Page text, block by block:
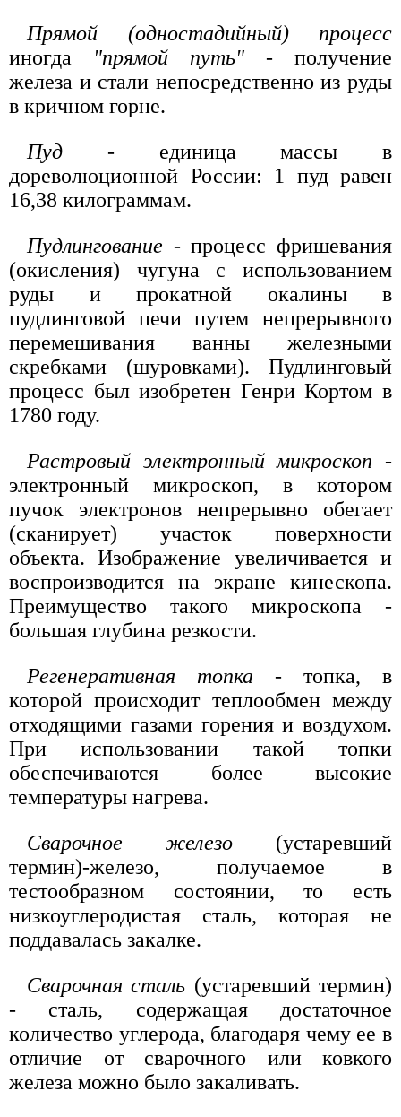
Прямой (одностадийный) процесс
иногда
"прямой путь" - получение
железа и стали непосредственно из руды
в кричном горне.
Пуд - единица массы в
дореволюционной России: 1 пуд равен
16,38 килограммам.
Пудлингование - процесс фришевания
(окисления) чугуна с использованием
руды и прокатной окалины в
пудлинговой печи путем непрерывного
перемешивания ванны железными
скребками (шуровками). Пудлинговый
процесс был изобретен Генри Кортом в
1780 году.
Растровый электронный микроскоп -
электронный микроскоп, в котором
пучок электронов непрерывно обегает
(сканирует) участок поверхности
объекта. Изображение увеличивается и
воспроизводится на экране кинескопа.
Преимущество такого микроскопа -
большая глубина резкости.
Регенеративная топка - топка, в
которой происходит теплообмен между
отходящими газами горения и воздухом.
При использовании такой топки
обеспечиваются более высокие
температуры нагрева.
Сварочное железо (устаревший
термин)-железо, получаемое в
тестообразном состоянии, то есть
низкоуглеродистая сталь, которая не
поддавалась закалке.
Сварочная сталь (устаревший термин)
- сталь, содержащая достаточное
количество углерода, благодаря чему ее в
отличие от сварочного или ковкого
железа можно было закаливать.